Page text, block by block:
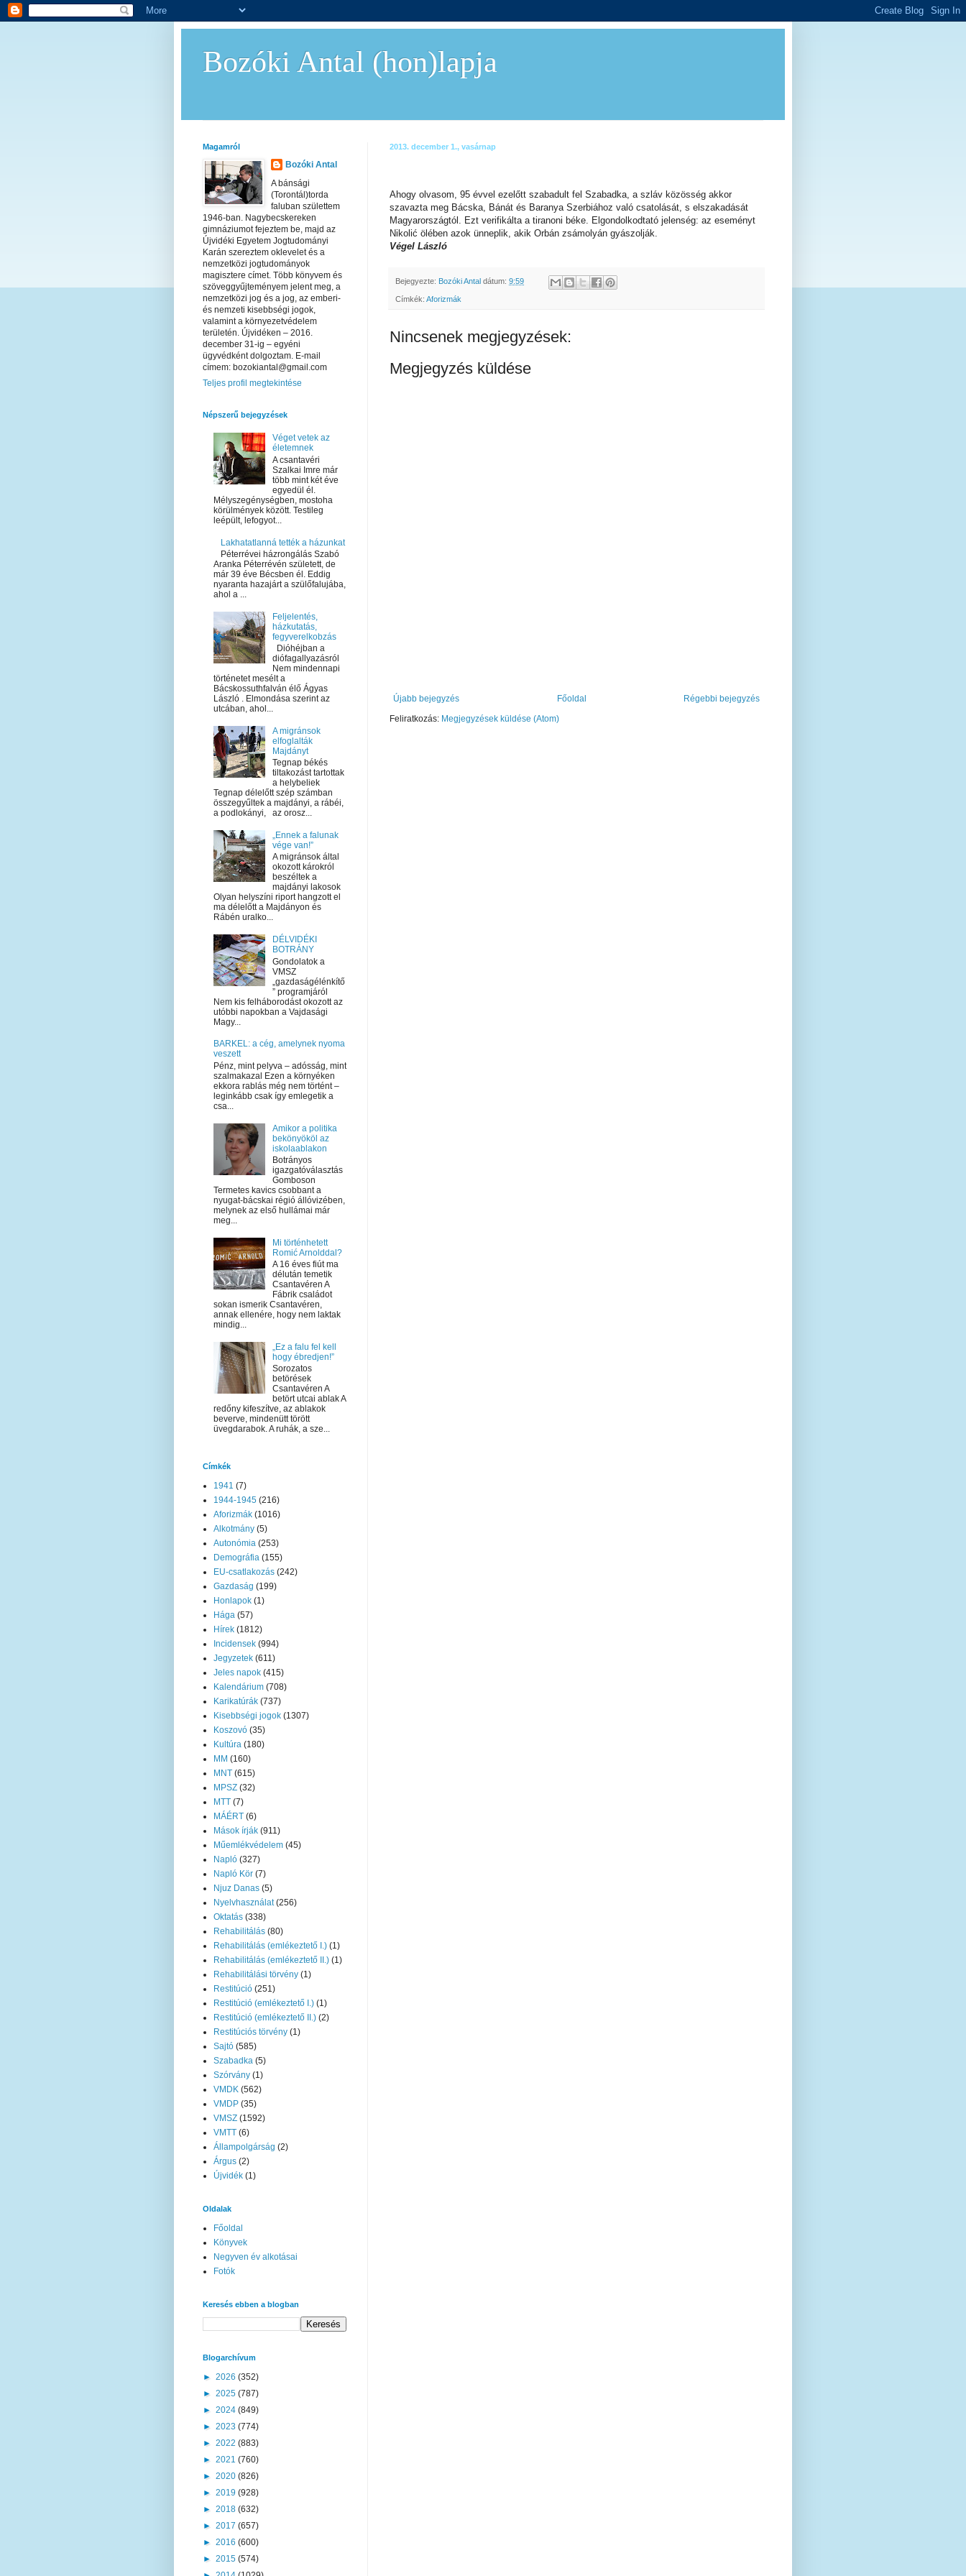
Bozóki Antal (hon)lapja
2013. december 1., vasárnap
Ahogy olvasom, 95 évvel ezelőtt szabadult fel Szabadka, a szláv közösség akkor
szavazta meg Bácska, Bánát és Baranya Szerbiához való csatolását, s elszakadását
Magyarországtól. Ezt verifikálta a tiranoni béke. Elgondolkodtató jelenség: az eseményt
Nikolić ölében azok ünneplik, akik Orbán zsámolyán gyászolják.
Végel László
Bejegyezte: Bozóki Antal dátum: 9:59
Címkék: Aforizmák
Nincsenek megjegyzések:
Megjegyzés küldése
Újabb bejegyzés Régebbi bejegyzés
Főoldal
Feliratkozás: Megjegyzések küldése (Atom)
Magamról
Bozóki Antal
A bánsági
(Torontál)torda
faluban születtem
1946-ban. Nagybecskereken
gimnáziumot fejeztem be, majd az
Újvidéki Egyetem Jogtudományi
Karán szereztem oklevelet és a
nemzetközi jogtudományok
magisztere címet. Több könyvem és
szöveggyűjteményem jelent meg, a
nemzetközi jog és a jog, az emberi-
és nemzeti kisebbségi jogok,
valamint a környezetvédelem
területén. Újvidéken – 2016.
december 31-ig – egyéni
ügyvédként dolgoztam. E-mail
címem: bozokiantal@gmail.com
Teljes profil megtekintése
Népszerű bejegyzések
Véget vetek az
életemnek
A csantavéri
Szalkai Imre már
több mint két éve
egyedül él.
Mélyszegénységben, mostoha
körülmények között. Testileg
leépült, lefogyot...
Lakhatatlanná tették a házunkat
Péterrévei házrongálás Szabó
Aranka Péterrévén született, de
már 39 éve Bécsben él. Eddig
nyaranta hazajárt a szülőfalujába,
ahol a ...
Feljelentés,
házkutatás,
fegyverelkobzás
Dióhéjban a
diófagallyazásról
Nem mindennapi
történetet mesélt a
Bácskossuthfalván élő Ágyas
László . Elmondása szerint az
utcában, ahol...
A migránsok
elfoglalták
Majdányt
Tegnap békés
tiltakozást tartottak
a helybeliek
Tegnap délelőtt szép számban
összegyűltek a majdányi, a rábéi,
a podlokányi, az orosz...
„Ennek a falunak
vége van!”
A migránsok által
okozott károkról
beszéltek a
majdányi lakosok
Olyan helyszíni riport hangzott el
ma délelőtt a Majdányon és
Rábén uralko...
DÉLVIDÉKI
BOTRÁNY
Gondolatok a
VMSZ
„gazdaságélénkítő
” programjáról
Nem kis felháborodást okozott az
utóbbi napokban a Vajdasági
Magy...
BARKEL: a cég, amelynek nyoma
veszett
Pénz, mint pelyva – adósság, mint
szalmakazal Ezen a környéken
ekkora rablás még nem történt –
leginkább csak így emlegetik a
csa...
Amikor a politika
bekönyököl az
iskolaablakon
Botrányos
igazgatóválasztás
Gomboson
Termetes kavics csobbant a
nyugat-bácskai régió állóvizében,
melynek az első hullámai már
meg...
Mi történhetett
Romić Arnolddal?
A 16 éves fiút ma
délután temetik
Csantavéren A
Fábrik családot
sokan ismerik Csantavéren,
annak ellenére, hogy nem laktak
mindig...
„Ez a falu fel kell
hogy ébredjen!”
Sorozatos
betörések
Csantavéren A
betört utcai ablak A
redőny kifeszítve, az ablakok
beverve, mindenütt törött
üvegdarabok. A ruhák, a sze...
Címkék
1941 (7)
1944-1945 (216)
Aforizmák (1016)
Alkotmány (5)
Autonómia (253)
Demográfia (155)
EU-csatlakozás (242)
Gazdaság (199)
Honlapok (1)
Hága (57)
Hírek (1812)
Incidensek (994)
Jegyzetek (611)
Jeles napok (415)
Kalendárium (708)
Karikatúrák (737)
Kisebbségi jogok (1307)
Koszovó (35)
Kultúra (180)
MM (160)
MNT (615)
MPSZ (32)
MTT (7)
MÁÉRT (6)
Mások írják (911)
Műemlékvédelem (45)
Napló (327)
Napló Kör (7)
Njuz Danas (5)
Nyelvhasználat (256)
Oktatás (338)
Rehabilitálás (80)
Rehabilitálás (emlékeztető I.) (1)
Rehabilitálás (emlékeztető II.) (1)
Rehabilitálási törvény (1)
Restitúció (251)
Restitúció (emlékeztető I.) (1)
Restitúció (emlékeztető II.) (2)
Restitúciós törvény (1)
Sajtó (585)
Szabadka (5)
Szórvány (1)
VMDK (562)
VMDP (35)
VMSZ (1592)
VMTT (6)
Állampolgárság (2)
Árgus (2)
Újvidék (1)
Oldalak
Főoldal
Könyvek
Negyven év alkotásai
Fotók
Keresés ebben a blogban
Blogarchívum
► 2026 (352)
► 2025 (787)
► 2024 (849)
► 2023 (774)
► 2022 (883)
► 2021 (760)
► 2020 (826)
► 2019 (928)
► 2018 (632)
► 2017 (657)
► 2016 (600)
► 2015 (574)